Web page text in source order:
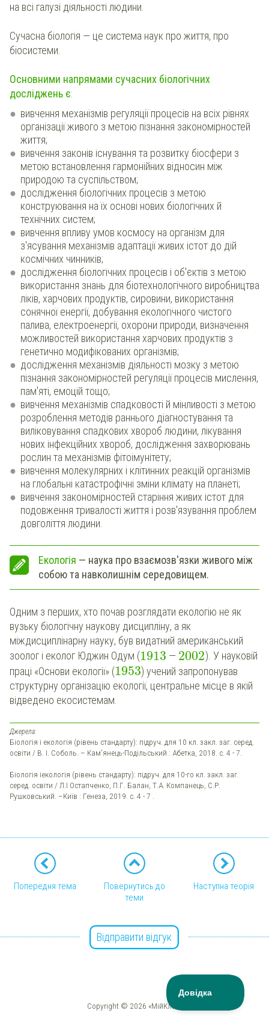
на всі галузі діяльності людини.
Сучасна біологія — це система наук про життя, про
біосистеми.
Основними напрямами сучасних біологічних
досліджень є:
вивчення механізмів регуляції процесів на всіх рівнях
організації живого з метою пізнання закономірностей
життя;
вивчення законів існування та розвитку біосфери з
метою встановлення гармонійних відносин між
природою та суспільством;
дослідження біологічних процесів з метою
конструювання на їх основі нових біологічних й
технічних систем;
вивчення впливу умов космосу на організм для
з'ясування механізмів адаптації живих істот до дій
космічних чинників;
дослідження біологічних процесів і об'єктів з метою
використання знань для біотехнологічного виробництва
ліків, харчових продуктів, сировини, використання
сонячної енергії, добування екологічного чистого
палива, електроенергії, охорони природи, визначення
можливостей використання харчових продуктів з
генетично модифікованих організмів;
дослідження механізмів діяльності мозку з метою
пізнання закономірностей регуляції процесів мислення,
пам'яті, емоцій тощо;
вивчення механізмів спадковості й мінливості з метою
розроблення методів раннього діагностування та
виліковування спадкових хвороб людини, лікування
нових інфекційних хвороб, дослідження захворювань
рослин та механізмів фітоімунітету;
вивчення молекулярних і клітинних реакцій організмів
на глобальні катастрофічні зміни клімату на планеті;
вивчення закономірностей старіння живих істот для
подовження тривалості життя і розв'язування проблем
довголіття людини.
Екологія — наука про взаємозв'язки живого між
собою та навколишнім середовищем.
Одним з перших, хто почав розглядати екологію не як
вузьку біологічну наукову дисципліну, а як
міждисциплінарну науку, був видатний американський
зоолог і еколог Юджин Одум (1913 — 2002). У науковій
праці «Основи екології» (1953) учений запропонував
структурну організацію екології, центральне місце в якій
відведено екосистемам.
Джерела:
Біологія і екологія (рівень стандарту): підруч. для 10 кл. закл. заг. серед.
освіти / В. І. Соболь. – Кам’янець-Подільський : Абетка, 2018. с. 4 - 7.
Біологія іекологія (рівень стандарту): підруч. для 10-го кл. закл. заг.
серед. освіти / Л.І Остапченко, П.Г. Балан, Т.А. Компанець, С.Р.
Рушковський. –Київ : Генеза, 2019. с. 4 - 7 .
Попередня тема
Повернутись до
теми
Наступна теорія
Відправити відгук
Copyright © 2026 «МійКлас»